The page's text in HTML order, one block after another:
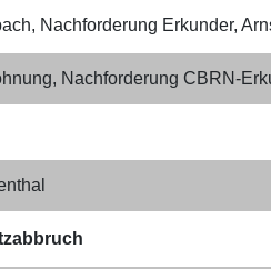
Nachforderung Erkunder,
Nachforderung CBRN-